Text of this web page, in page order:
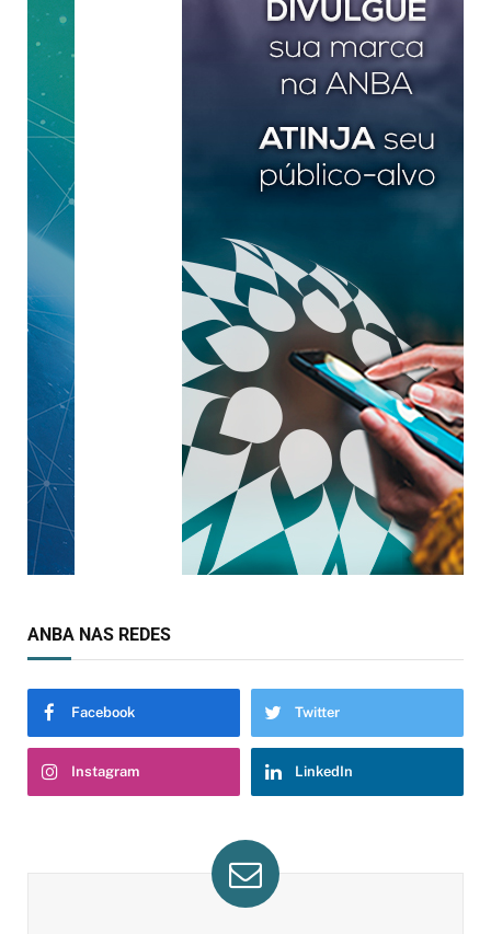
ANBA NAS REDES
Facebook Twitter
Instagram LinkedIn